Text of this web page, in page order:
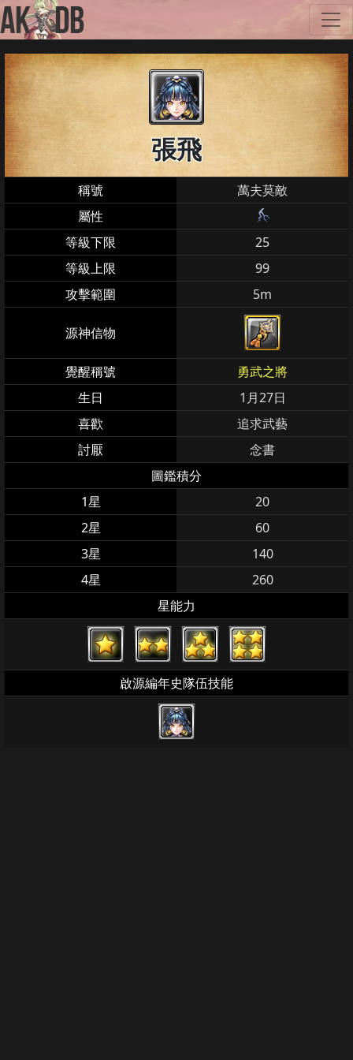
張飛
稱號
萬夫莫敵
屬性
等級下限
25
等級上限
99
攻擊範圍
5m
源神信物
覺醒稱號
勇武之將
生日
1月27日
喜歡
追求武藝
討厭
念書
圖鑑積分
1星
20
2星
60
3星
140
4星
260
星能力
啟源編年史隊伍技能